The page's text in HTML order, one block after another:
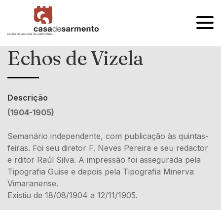
OPEN
Echos de Vizela
Descrição
(1904-1905)
Semanário independente, com publicação às quintas-
feiras. Foi seu diretor F. Neves Pereira e seu redactor
e rditor Raúl Silva. A impressão foi assegurada pela
Tipografia Guise e depois pela Tipografia Minerva
Vimaranense.
Existiu de 18/08/1904 a 12/11/1905.